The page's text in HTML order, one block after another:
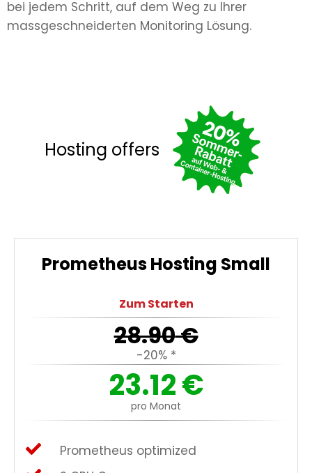
bei jedem Schritt, auf dem Weg zu Ihrer
massgeschneiderten Monitoring Lösung.
Hosting offers
Prometheus Hosting Small
Zum Starten
28.90€
-20% *
23.12€
pro Monat
Prometheus optimized